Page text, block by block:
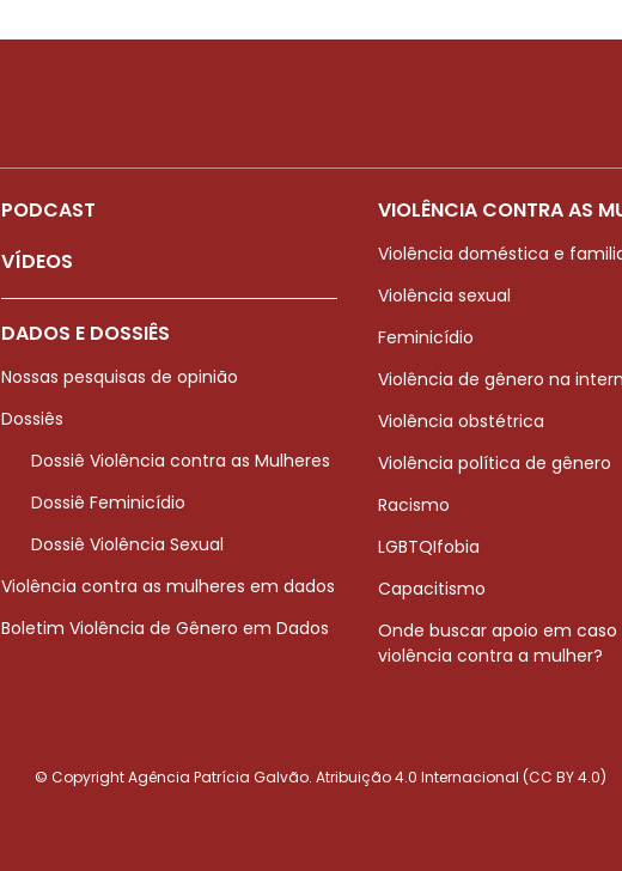
PODCAST
VÍDEOS
DADOS E DOSSIÊS
Nossas pesquisas de opinião
Dossiês
Dossiê Violência contra as Mulheres
Dossiê Feminicídio
Dossiê Violência Sexual
Violência contra as mulheres em dados
Boletim Violência de Gênero em Dados
VIOLÊNCIA CONTRA AS
Violência doméstica e
Violência sexual
Feminicídio
Violência de gênero na
Violência obstétrica
Violência política de gênero
Racismo
LGBTQIfobia
Capacitismo
Onde buscar apoio em caso
violência contra a mulher?
© Copyright Agência Patrícia Galvão. Atribuição 4.0 Internacional (CC BY 4.0)